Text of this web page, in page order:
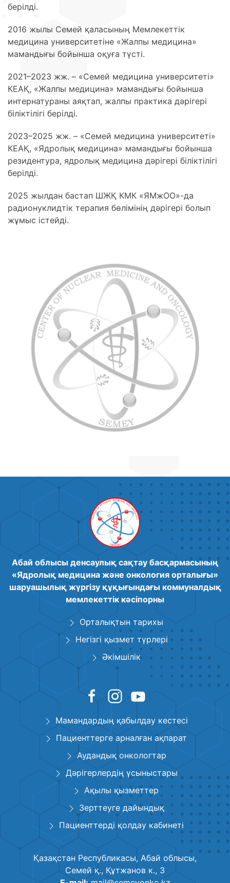
берілді.
2016 жылы Семей қаласының Мемлекеттік
медицина университетіне «Жалпы медицина»
мамандығы бойынша оқуға түсті.
2021–2023 жж. – «Семей медицина университеті»
КЕАҚ, «Жалпы медицина» мамандығы бойынша
интернатураны аяқтап, жалпы практика дәрігері
біліктілігі берілді.
2023–2025 жж. – «Семей медицина университеті»
КЕАҚ, «Ядролық медицина» мамандығы бойынша
резидентура, ядролық медицина дәрігері біліктілігі
берілді.
2025 жылдан бастап ШЖҚ КМК «ЯМжОО»-да
радионуклидтік терапия бөлімінің дәрігері болып
жұмыс істейді.
Абай облысы денсаулық сақтау басқармасының
«Ядролық медицина және онкология орталығы»
шаруашылық жүргізу құқығындағы коммуналдық
мемлекеттік кәсіпорны
Орталықтын тарихы
Негізгі қызмет түрлері
Әкімшілік
Мамандардың қабылдау кестесі
Пациенттерге арналған ақпарат
Аудандық онкологтар
Дәрігерлердің үсыныстары
Ақылы қызметтер
Зерттеуге дайындық
Пациенттерді қолдау кабинеті
Қазақстан Республикасы, Абай облысы,
Семей қ., Құтжанов к., 3